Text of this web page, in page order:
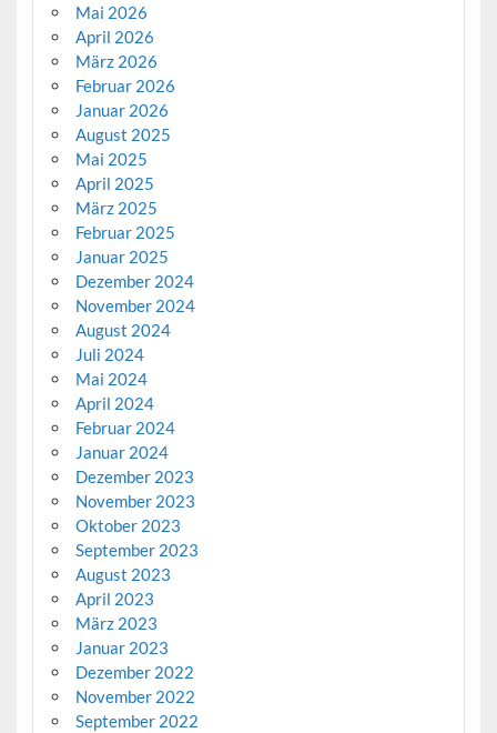
Mai 2026
April 2026
März 2026
Februar 2026
Januar 2026
August 2025
Mai 2025
April 2025
März 2025
Februar 2025
Januar 2025
Dezember 2024
November 2024
August 2024
Juli 2024
Mai 2024
April 2024
Februar 2024
Januar 2024
Dezember 2023
November 2023
Oktober 2023
September 2023
August 2023
April 2023
März 2023
Januar 2023
Dezember 2022
November 2022
September 2022